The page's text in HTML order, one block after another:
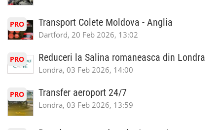
PRO Transport Colete Moldova - Anglia
Dartford, 20 Feb 2026, 13:02
PRO Reduceri la Salina romaneasca din Londra
Londra, 03 Feb 2026, 14:00
PRO Transfer aeroport 24/7
Londra, 03 Feb 2026, 13:59